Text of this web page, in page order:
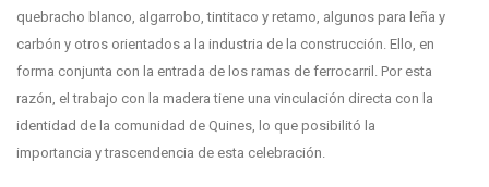
quebracho blanco, algarrobo, tintitaco y retamo, algunos para leña y
carbón y otros orientados a la industria de la construcción. Ello, en
forma conjunta con la entrada de los ramas de ferrocarril. Por esta
razón, el trabajo con la madera tiene una vinculación directa con la
identidad de la comunidad de Quines, lo que posibilitó la
importancia y trascendencia de esta celebración.